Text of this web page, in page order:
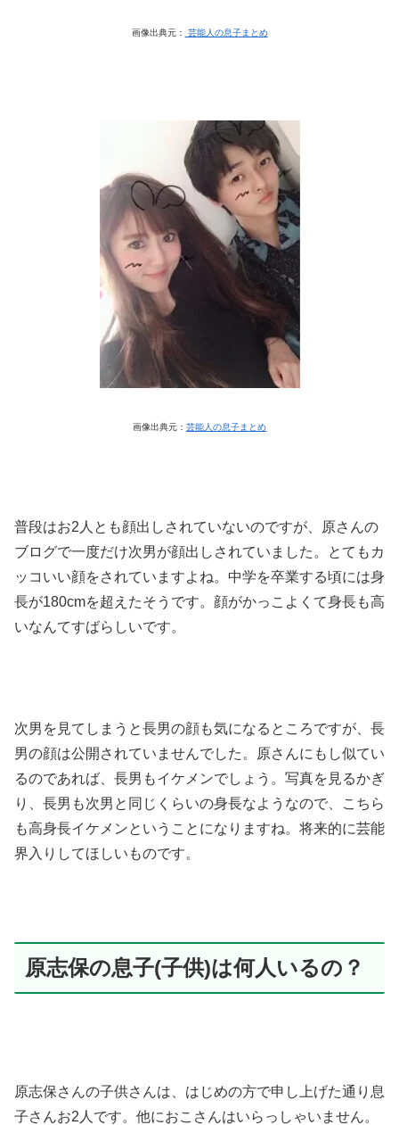
画像出典元： 芸能人の息子まとめ
画像出典元： 芸能人の息子まとめ
普段はお2人とも顔出しされていないのですが、原さんの
ブログで一度だけ次男が顔出しされていました。とてもカ
ッコいい顔をされていますよね。中学を卒業する頃には身
長が180cmを超えたそうです。顔がかっこよくて身長も高
いなんてすばらしいです。
次男を見てしまうと長男の顔も気になるところですが、長
男の顔は公開されていませんでした。原さんにもし似てい
るのであれば、長男もイケメンでしょう。写真を見るかぎ
り、長男も次男と同じくらいの身長なようなので、こちら
も高身長イケメンということになりますね。将来的に芸能
界入りしてほしいものです。
原志保の息子(子供)は何人いるの？
原志保さんの子供さんは、はじめの方で申し上げた通り息
子さんお2人です。他におこさんはいらっしゃいません。